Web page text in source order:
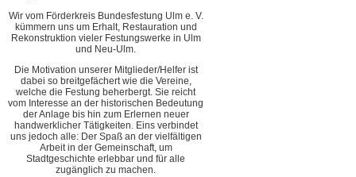
Wir vom Förderkreis Bundesfestung Ulm e. V.
kümmern uns um Erhalt, Restauration und
Rekonstruktion vieler Festungswerke in Ulm
und Neu-Ulm.
Die Motivation unserer Mitglieder/Helfer ist
dabei so breitgefächert wie die Vereine,
welche die Festung beherbergt. Sie reicht
vom Interesse an der historischen Bedeutung
der Anlage bis hin zum Erlernen neuer
handwerklicher Tätigkeiten. Eins verbindet
uns jedoch alle: Der Spaß an der vielfältigen
Arbeit in der Gemeinschaft, um
Stadtgeschichte erlebbar und für alle
zugänglich zu machen.